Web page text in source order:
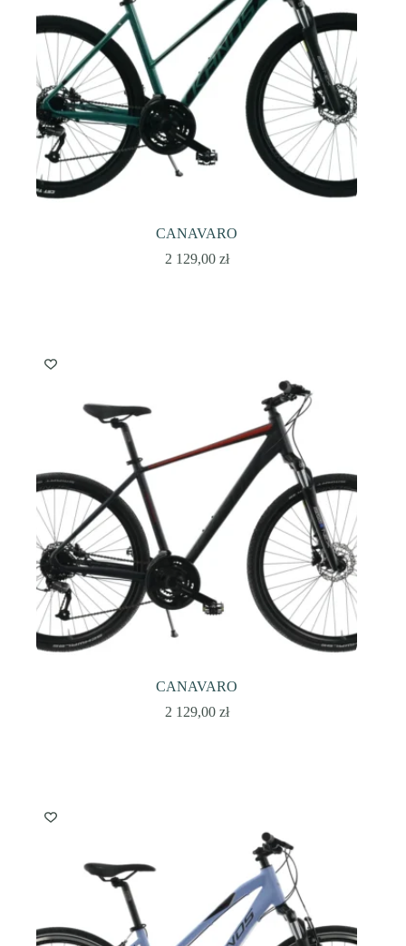
CANAVARO
2 129,00 zł
CANAVARO
2 129,00 zł